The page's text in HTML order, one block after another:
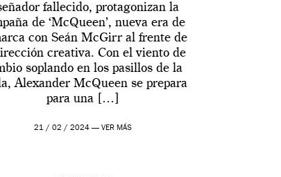
fallecido, protagonizan la
de ‘McQueen’, nueva era de
con Seán McGirr al frente de
creativa. Con el viento de
soplando en los pasillos de la
Alexander McQueen se prepara
para una […]
21 / 02 / 2024 — VER MÁS